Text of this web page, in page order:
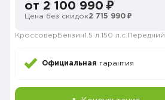
от 2 100 990 ₽
Цена без скидок2 715 990 ₽
Кроссовер Бензин1.5 л. 150 л.с. Передний
Официальная гарантия